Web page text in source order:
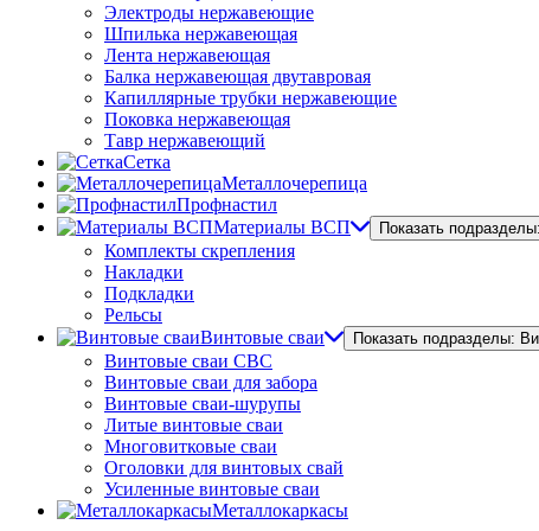
Электроды нержавеющие
Шпилька нержавеющая
Лента нержавеющая
Балка нержавеющая двутавровая
Капиллярные трубки нержавеющие
Поковка нержавеющая
Тавр нержавеющий
Сетка
Металлочерепица
Профнастил
Материалы ВСП
Показать
Комплекты скрепления
Накладки
Подкладки
Рельсы
Винтовые сваи
Показать подразделы:
Винтовые сваи СВС
Винтовые сваи для забора
Винтовые сваи-шурупы
Литые винтовые сваи
Многовитковые сваи
Оголовки для винтовых свай
Усиленные винтовые сваи
Металлокаркасы